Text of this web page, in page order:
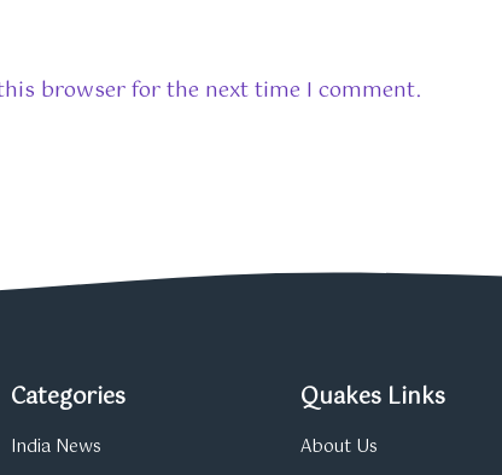
browser for the next time I comment.
Categories
India News
Quakes Links
About Us